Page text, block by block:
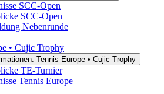
SCC-Open
SCC-Open
Nebenrunde
• Cujic Trophy
Tennis Europe • Cujic Trophy
TE-Turnier
Tennis Europe